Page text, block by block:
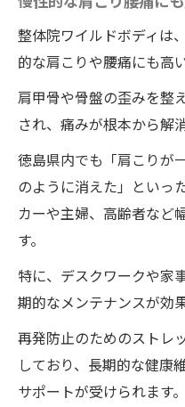
整体院ワイルドボディは
的な肩こりや腰痛にも高
肩甲骨や骨盤の歪みを整
され、痛みが根本から解
徳島県内でも「肩こりが
のように消えた」といっ
カーや主婦、高齢者など
す。
特に、デスクワークや家
期的なメンテナンスが効
再発防止のためのストレ
しており、長期的な健康
サポートが受けられます。